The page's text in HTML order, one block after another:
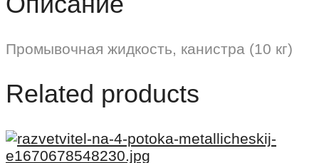
Промывочная жидкость, канистра (10 кг)
Related products